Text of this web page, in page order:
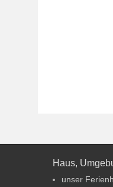
Haus,
unser